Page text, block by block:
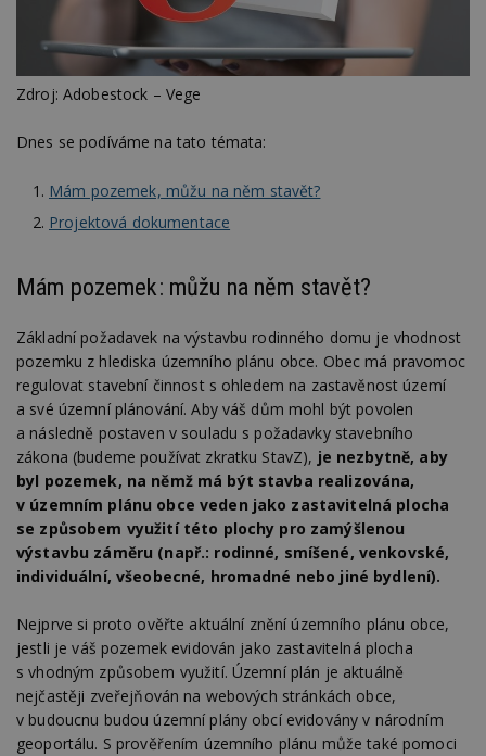
Zdroj: Adobestock – Vege
Dnes se podíváme na tato témata:
Mám pozemek, můžu na něm stavět?
Projektová dokumentace
Mám pozemek: můžu na něm stavět?
Základní požadavek na výstavbu rodinného domu je vhodnost
pozemku z hlediska územního plánu obce. Obec má pravomoc
regulovat stavební činnost s ohledem na zastavěnost území
a své územní plánování. Aby váš dům mohl být povolen
a následně postaven v souladu s požadavky stavebního
zákona (budeme používat zkratku StavZ), je nezbytně, aby
byl pozemek, na němž má být stavba realizována,
v územním plánu obce veden jako zastavitelná plocha
se způsobem využití této plochy pro zamýšlenou
výstavbu záměru (např.: rodinné, smíšené, venkovské,
individuální, všeobecné, hromadné nebo jiné bydlení).
Nejprve si proto ověřte aktuální znění územního plánu obce,
jestli je váš pozemek evidován jako zastavitelná plocha
s vhodným způsobem využití. Územní plán je aktuálně
nejčastěji zveřejňován na webových stránkách obce,
v budoucnu budou územní plány obcí evidovány v národním
geoportálu. S prověřením územního plánu může také pomoci